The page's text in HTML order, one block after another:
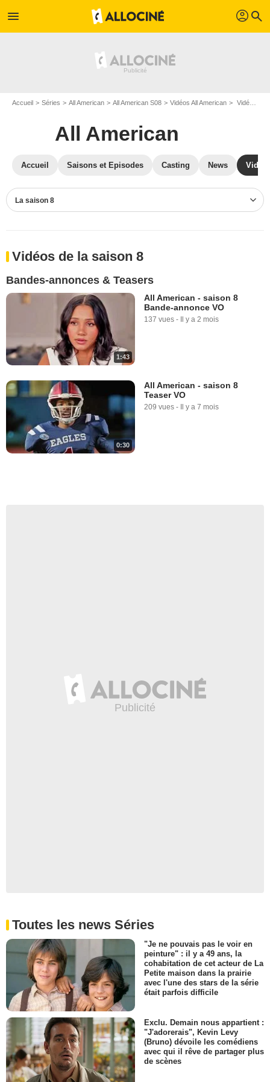
menu profil search
Accueil Séries All American All American S08 Vidéos All American Vidéos All American S08
All American
Accueil Saisons et Episodes Casting News
La saison 8
Vidéos de la saison 8
Bandes-annonces & Teasers
1:43
All American - saison 8
Bande-annonce VO
137 vues - Il y a 2 mois
0:30
All American - saison 8
Teaser VO
209 vues - Il y a 7 mois
Toutes les news Séries
"Je ne pouvais pas le voir en
peinture" : il y a 49 ans, la
cohabitation de cet acteur de La
Petite maison dans la prairie
avec l'une des stars de la série
était parfois difficile
Exclu. Demain nous appartient :
"J'adorerais", Kevin Levy
(Bruno) dévoile les comédiens
avec qui il rêve de partager plus
de scènes